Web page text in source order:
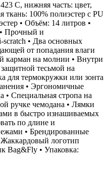
C, нижняя часть: цвет,
ткань: 100% полиэстер c PU
• Объём: 14 литров •
Прочный и
• Два основных
от попадания влаги
карман на молнии • Внутри
тесьмой на
для термокружки или зонта
• Эргономичные
• Специальная стропа на
ручке чемодана • Лямки
в быстро изнашиваемых
по длине и
• Брендированные
логотип
Bag&Fly • Упаковка: